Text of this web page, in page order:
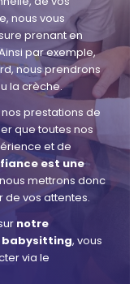
nous vous
prenant en
par exemple,
nous prendrons
la crèche.
prestations de
que toutes nos
et de
est une
mettrons donc
de vos attentes.
notre
babysitting, vous
via le